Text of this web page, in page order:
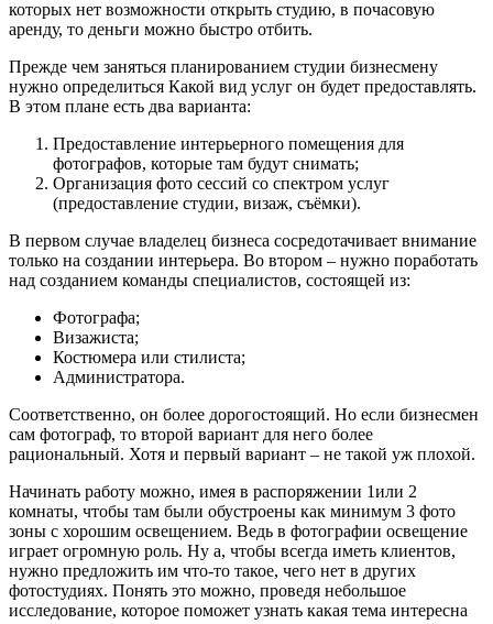
которых нет возможности открыть студию, в почасовую
аренду, то деньги можно быстро отбить.
Прежде чем заняться планированием студии бизнесмену
нужно определиться Какой вид услуг он будет предоставлять.
В этом плане есть два варианта:
Предоставление интерьерного помещения для
фотографов, которые там будут снимать;
Организация фото сессий со спектром услуг
(предоставление студии, визаж, съёмки).
В первом случае владелец бизнеса сосредотачивает внимание
только на создании интерьера. Во втором – нужно поработать
над созданием команды специалистов, состоящей из:
Фотографа;
Визажиста;
Костюмера или стилиста;
Администратора.
Соответственно, он более дорогостоящий. Но если бизнесмен
сам фотограф, то второй вариант для него более
рациональный. Хотя и первый вариант – не такой уж плохой.
Начинать работу можно, имея в распоряжении 1или 2
комнаты, чтобы там были обустроены как минимум 3 фото
зоны с хорошим освещением. Ведь в фотографии освещение
играет огромную роль. Ну а, чтобы всегда иметь клиентов,
нужно предложить им что-то такое, чего нет в других
фотостудиях. Понять это можно, проведя небольшое
исследование, которое поможет узнать какая тема интересна